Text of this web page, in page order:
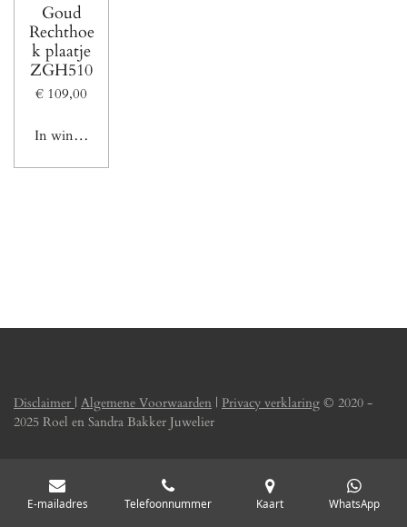
Goud
Rechthoe
k plaatje
ZGH510
€ 109,00
In winkelwagen
Disclaimer | Algemene Voorwaarden | Privacy verklaring © 2020 -
2025 Roel en Sandra Bakker Juwelier
E-mailadres Telefoonnummer Kaart WhatsApp